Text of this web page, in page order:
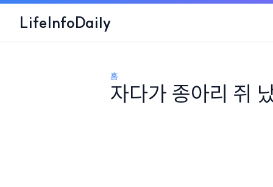
LifeInfoDaily
홈
자다가 종아리 쥐